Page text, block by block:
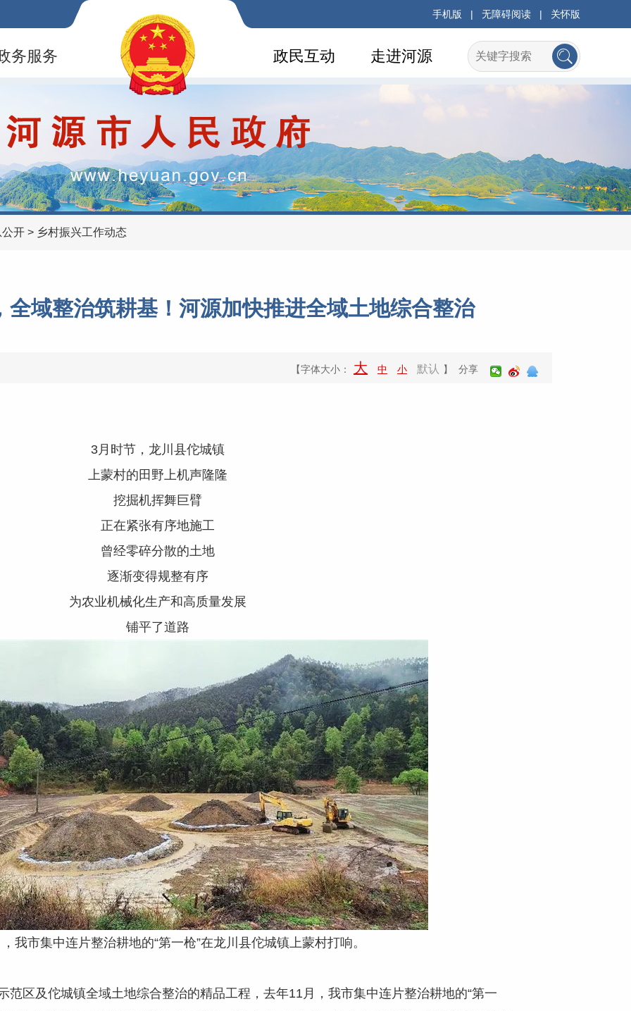
手机版 | 无障碍阅读 | 关怀版
务服务 走进河源
政民互动
开 > 乡村振兴工作动态
全域整治筑耕基！河源加快推进全域土地综合整治
【字体大小： 大 中 小 默认 】 分享
3月时节，龙川县佗城镇
上蒙村的田野上机声隆隆
挖掘机挥舞巨臂
正在紧张有序地施工
曾经零碎分散的土地
逐渐变得规整有序
为农业机械化生产和高质量发展
铺平了道路
我市集中连片整治耕地的“第一枪”在龙川县佗城镇上蒙村打响。
区及佗城镇全域土地综合整治的精品工程，去年11月，我市集中连片整治耕地的“第一